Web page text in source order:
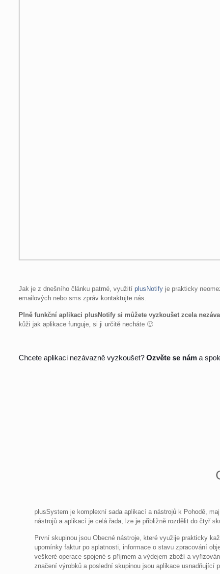
Jak je z dnešního článku patrné, využitíplusNotify je prakticky
emailových nebo sms zpráv kontaktujte nás.
Plně funkční aplikaci plusNotify si můžete vyzkoušet zcela
kůži jak aplikace funguje, si ji určitě necháte 🙂
Chcete aplikaci nezávazně vyzkoušet?Ozvěte se nám a
plusSystem je komplexní sada aplikací a nástrojů k Pohodě,
nástrojů a aplikací je celá řada, lze je přibližně rozdělit do čtyř
První skupinou jsou Obecné nástroje, které využije prakticky
upomínky faktur po splatnosti, informace o stavu zpracování
veškeré operace spojené s příjmem a výdejem zboží a
značení výrobků a poslední skupinou jsou aplikace usnadňující